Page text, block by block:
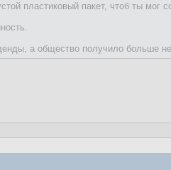
пластиковый пакет, чтоб ты мог
а общество получило больше